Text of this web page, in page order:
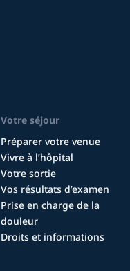
Votre séjour
Préparer votre venue
Vivre à l’hôpital
Votre sortie
Vos résultats d’examen
Prise en charge de la
douleur
Droits et informations